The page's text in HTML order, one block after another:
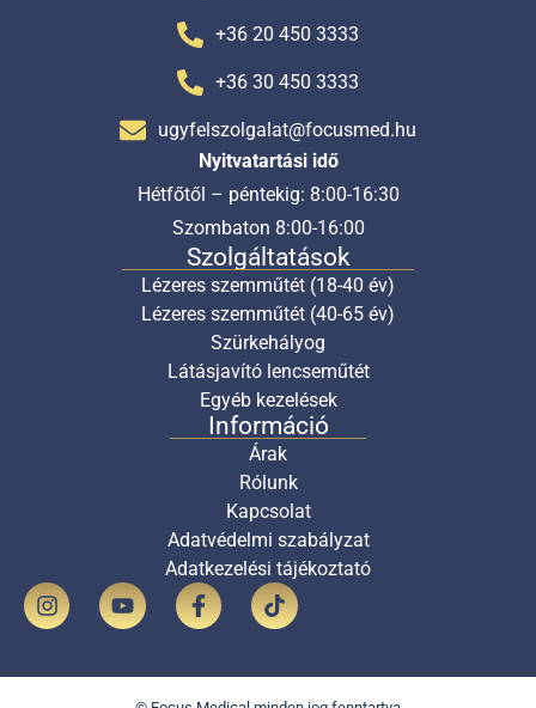
+36 20 450 3333
+36 30 450 3333
ugyfelszolgalat@focusmed.hu
Nyitvatartási idő
Hétfőtől – péntekig: 8:00-16:30
Szombaton 8:00-16:00
Szolgáltatások
Lézeres szemműtét (18-40 év)
Lézeres szemműtét (40-65 év)
Szürkehályog
Látásjavító lencseműtét
Egyéb kezelések
Információ
Árak
Rólunk
Kapcsolat
Adatvédelmi szabályzat
Adatkezelési tájékoztató